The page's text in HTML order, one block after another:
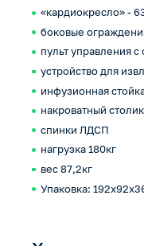
«кардиокресло» -
боковые
пульт управления
устройство для
инфузионная
накроватный столик
спинки ЛДСП
нагрузка 180кг
вес 87,2кг
Упаковка: